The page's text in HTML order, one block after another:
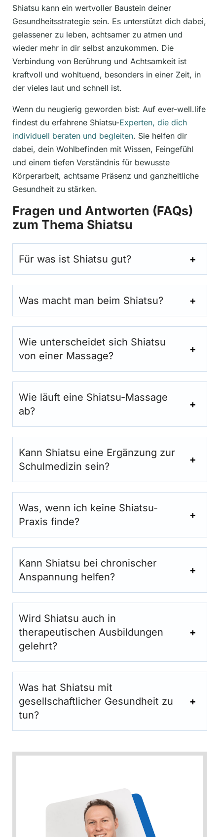
Shiatsu kann ein wertvoller Baustein deiner
Gesundheitsstrategie sein. Es unterstützt dich dabei,
gelassener zu leben, achtsamer zu atmen und
wieder mehr in dir selbst anzukommen. Die
Verbindung von Berührung und Achtsamkeit ist
kraftvoll und wohltuend, besonders in einer Zeit, in
der vieles laut und schnell ist.
Wenn du neugierig geworden bist: Auf ever-well.life
findest du erfahrene Shiatsu-Experten, die dich
individuell beraten und begleiten. Sie helfen dir
dabei, dein Wohlbefinden mit Wissen, Feingefühl
und einem tiefen Verständnis für bewusste
Körperarbeit, achtsame Präsenz und ganzheitliche
Gesundheit zu stärken.
Fragen und Antworten (FAQs)
zum Thema Shiatsu
Für was ist Shiatsu gut?
Was macht man beim Shiatsu?
Wie unterscheidet sich Shiatsu
von einer Massage?
Wie läuft eine Shiatsu-Massage
ab?
Kann Shiatsu eine Ergänzung zur
Schulmedizin sein?
Was, wenn ich keine Shiatsu-
Praxis finde?
Kann Shiatsu bei chronischer
Anspannung helfen?
Wird Shiatsu auch in
therapeutischen Ausbildungen
gelehrt?
Was hat Shiatsu mit
gesellschaftlicher Gesundheit zu
tun?